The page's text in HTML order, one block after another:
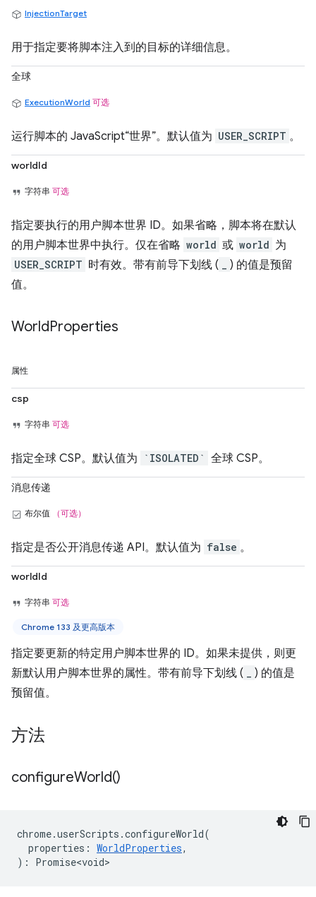
InjectionTarget
用于指定要将脚本注入到的目标的详细信息。
全球
ExecutionWorld 可选
运行脚本的 JavaScript“世界”。默认值为 USER_SCRIPT 。
worldId
字符串 可选
指定要执行的用户脚本世界 ID。如果省略，脚本将在默认
的用户脚本世界中执行。仅在省略 world 或 world 为
USER_SCRIPT 时有效。带有前导下划线 (
) 的值是预留
值。
WorldProperties
属性
csp
字符串 可选
指定全球 CSP。默认值为 `ISOLATED` 全球 CSP。
消息传递
布尔值 （可选）
指定是否公开消息传递 API。默认值为 false 。
worldId
字符串 可选
Chrome 133 及更高版本
指定要更新的特定用户脚本世界的 ID。如果未提供，则更
新默认用户脚本世界的属性。带有前导下划线 (
) 的值是
预留值。
方法
configureWorld()
chrome.userScripts .configureWorld(
properties : WorldProperties,
) : Promise<void>